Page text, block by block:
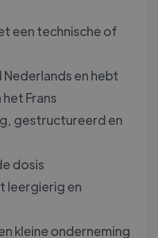
een technische of
en hebt
Frans
gestructureerd en
dosis
leergierig en
kleine onderneming